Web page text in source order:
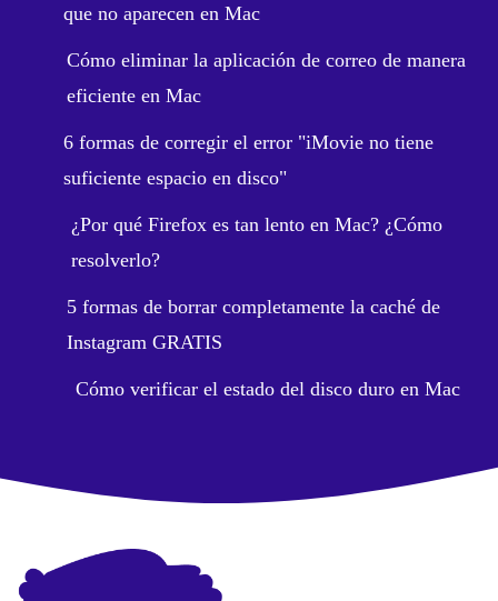
que no aparecen en Mac
Cómo eliminar la aplicación de correo de manera
eficiente en Mac
6 formas de corregir el error "iMovie no tiene
suficiente espacio en disco"
¿Por qué Firefox es tan lento en Mac? ¿Cómo
resolverlo?
5 formas de borrar completamente la caché de
Instagram GRATIS
Cómo verificar el estado del disco duro en Mac